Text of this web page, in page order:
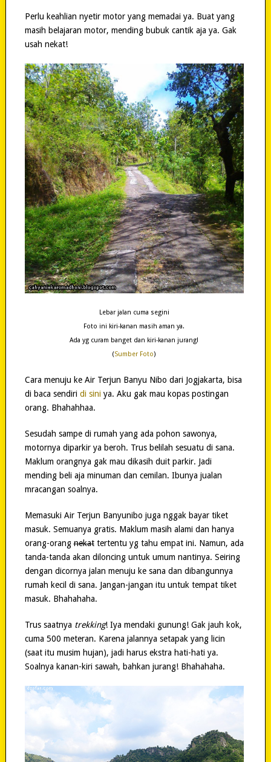
Perlu keahlian nyetir motor yang memadai ya. Buat yang
masih belajaran motor, mending bubuk cantik aja ya. Gak
usah nekat!
Lebar jalan cuma segini
Foto ini kiri-kanan masih aman ya.
Ada yg curam banget dan kiri-kanan jurang!
(Sumber Foto)
Cara menuju ke Air Terjun Banyu Nibo dari Jogjakarta, bisa
di baca sendiri di siniya. Aku gak mau kopas postingan
orang. Bhahahhaa.
Sesudah sampe di rumah yang ada pohon sawonya,
motornya diparkir ya beroh. Trus belilah sesuatu di sana.
Maklum orangnya gak mau dikasih duit parkir. Jadi
mending beli aja minuman dan cemilan. Ibunya jualan
mracangan soalnya.
Memasuki Air Terjun Banyunibo juga nggak bayar tiket
masuk. Semuanya gratis. Maklum masih alami dan hanya
orang-orangnekattertentu yg tahu empat ini. Namun, ada
tanda-tanda akan diloncing untuk umum nantinya. Seiring
dengan dicornya jalan menuju ke sana dan dibangunnya
rumah kecil di sana. Jangan-jangan itu untuk tempat tiket
masuk. Bhahahaha.
Trus saatnya trekking! Iya mendaki gunung! Gak jauh kok,
cuma 500 meteran. Karena jalannya setapak yang licin
(saat itu musim hujan), jadi harus ekstra hati-hati ya.
Soalnya kanan-kiri sawah, bahkan jurang! Bhahahaha.